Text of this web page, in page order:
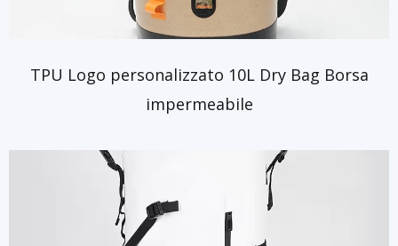
TPU Logo personalizzato 10L Dry Bag Borsa
impermeabile